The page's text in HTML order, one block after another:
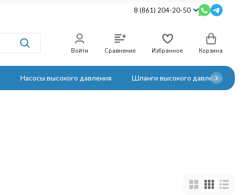
8 (861) 204-20-50
Войти Сравнение Избранное Корзина
Насосы высокого давления Шланги высокого давления